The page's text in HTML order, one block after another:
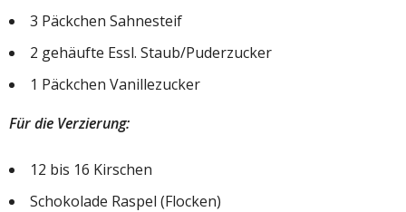
3 Päckchen Sahnesteif
2 gehäufte Essl. Staub/Puderzucker
1 Päckchen Vanillezucker
Für die Verzierung:
12 bis 16 Kirschen
Schokolade Raspel (Flocken)